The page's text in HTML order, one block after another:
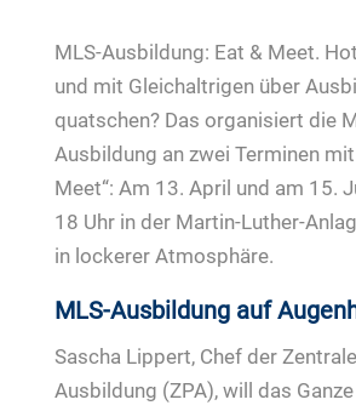
MLS-Ausbildung: Eat & Meet.
und mit Gleichaltrigen über
quatschen? Das organisiert die
Ausbildung an zwei Terminen mit
Meet“: Am 13. April und am 15.
18 Uhr in der Martin-Luther-
in lockerer Atmosphäre.
MLS-Ausbildung auf
Sascha Lippert, Chef der
Ausbildung (ZPA), will das Ganze